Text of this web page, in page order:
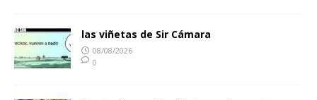
las viñetas de Sir Cámara
08/08/2026
0